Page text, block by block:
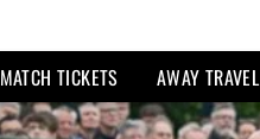
MATCH TICKETS AWAY TRAVEL